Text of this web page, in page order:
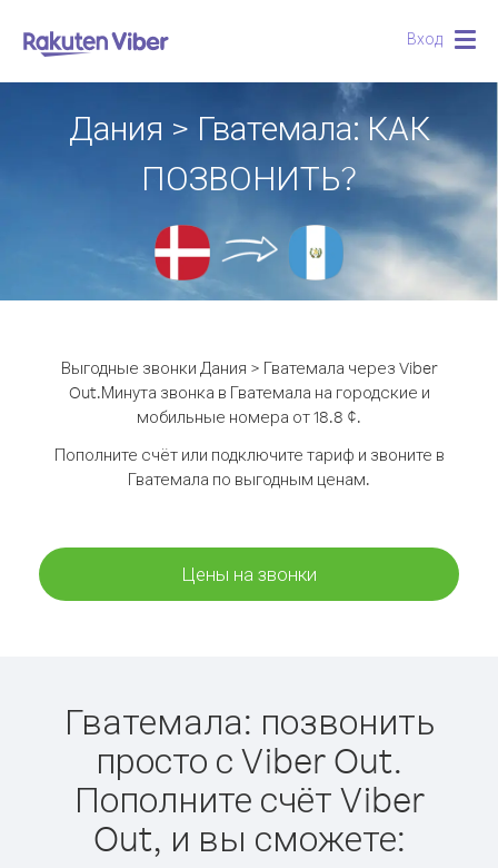
Вход
Дания > Гватемала: КАК
ПОЗВОНИТЬ?
Выгодные звонки Дания > Гватемала через Viber
Out.Минута звонка в Гватемала на городские и
мобильные номера от 18.8 ¢.
Пополните счёт или подключите тариф и звоните в
Гватемала по выгодным ценам.
Цены на звонки
Гватемала: позвонить
просто с Viber Out.
Пополните счёт Viber
Out, и вы сможете: